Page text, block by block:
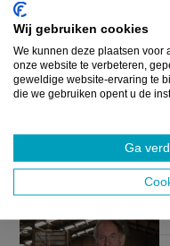
Wij gebruiken cookies
We kunnen deze plaatsen voor
onze website te verbeteren,
geweldige website-ervaring te
die we gebruiken opent u de
Ga